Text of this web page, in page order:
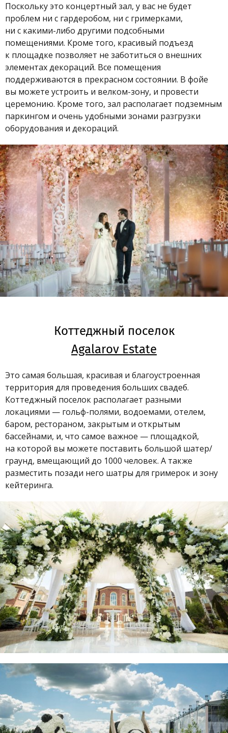
Поскольку это концертный зал, у вас не будет
проблем ни с гардеробом, ни с гримерками,
ни с какими-либо другими подсобными
помещениями. Кроме того, красивый подъезд
к площадке позволяет не заботиться о внешних
элементах декораций. Все помещения
поддерживаются в прекрасном состоянии. В фойе
вы можете устроить и велком-зону, и провести
церемонию. Кроме того, зал располагает подземным
паркингом и очень удобными зонами разгрузки
оборудования и декораций.
Коттеджный поселок
Agalarov Estate
Это самая большая, красивая и благоустроенная
территория для проведения больших свадеб.
Коттеджный поселок располагает разными
локациями — гольф-полями, водоемами, отелем,
баром, рестораном, закрытым и открытым
бассейнами, и, что самое важное — площадкой,
на которой вы можете поставить большой шатер/
граунд, вмещающий до 1000 человек. А также
разместить позади него шатры для гримерок и зону
кейтеринга.